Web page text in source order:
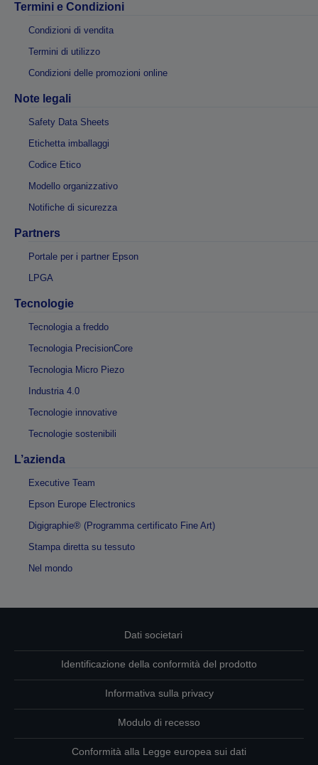
Termini e Condizioni
Condizioni di vendita
Termini di utilizzo
Condizioni delle promozioni online
Note legali
Safety Data Sheets
Etichetta imballaggi
Codice Etico
Modello organizzativo
Notifiche di sicurezza
Partners
Portale per i partner Epson
LPGA
Tecnologie
Tecnologia a freddo
Tecnologia PrecisionCore
Tecnologia Micro Piezo
Industria 4.0
Tecnologie innovative
Tecnologie sostenibili
L’azienda
Executive Team
Epson Europe Electronics
Digigraphie® (Programma certificato Fine Art)
Stampa diretta su tessuto
Nel mondo
Dati societari
Identificazione della conformità del prodotto
Informativa sulla privacy
Modulo di recesso
Conformità alla Legge europea sui dati